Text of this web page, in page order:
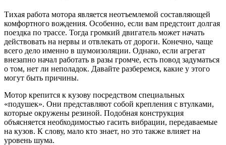
Тихая работа мотора является неотъемлемой составляющей
комфортного вождения. Особенно, если вам предстоит долгая
поездка по трассе. Тогда громкий двигатель может начать
действовать на нервы и отвлекать от дороги. Конечно, чаще
всего дело именно в шумоизоляции. Однако, если агрегат
внезапно начал работать в разы громче, есть повод задуматься
о том, нет ли неполадок. Давайте разберемся, какие у этого
могут быть причины.
Мотор крепится к кузову посредством специальных
«подушек». Они представляют собой крепления с втулками,
которые окружены резиной. Подобная конструкция
объясняется необходимостью гасить вибрации, передаваемые
на кузов. К слову, мало кто знает, но это также влияет на
уровень шума.